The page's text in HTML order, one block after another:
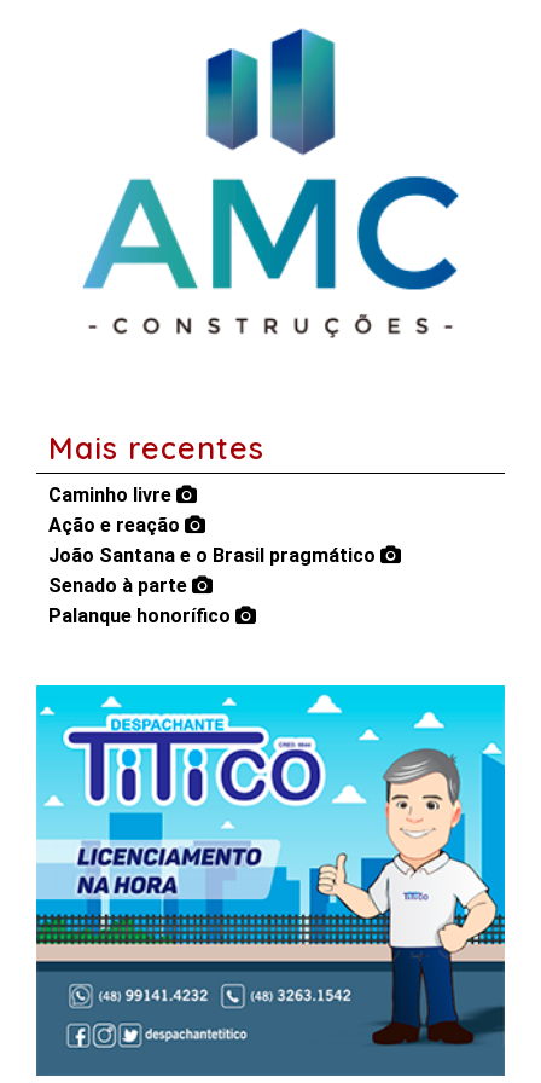
Mais recentes
Caminho livre
Ação e reação
João Santana e o Brasil pragmático
Senado à parte
Palanque honorífico